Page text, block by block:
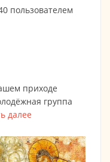
пользователем
приходе
группа
далее